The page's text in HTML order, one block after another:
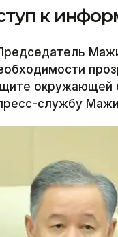
к
службу